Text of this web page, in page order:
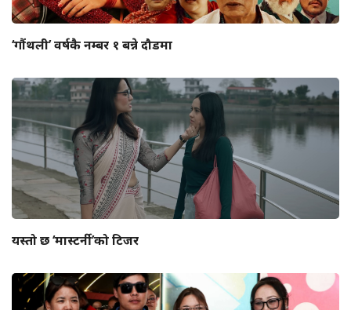
‘गौंथली’ वर्षकै नम्बर १ बन्ने दौडमा
यस्तो छ ‘मास्टर्नी’को टिजर